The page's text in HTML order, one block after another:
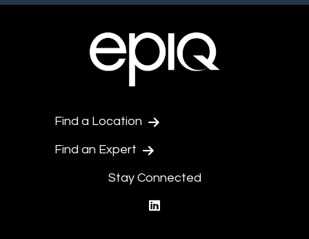
Find a Location
Find an Expert
Stay Connected